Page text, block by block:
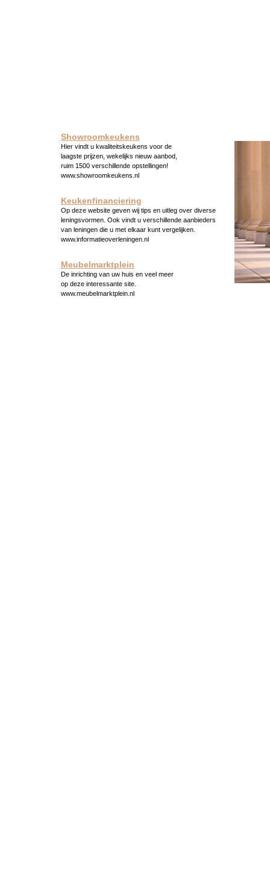
Showroomkeukens
Hier vindt u kwaliteitskeukens voor de
laagste prijzen, wekelijks nieuw aanbod,
ruim 1500 verschillende opstellingen!
www.showroomkeukens.nl
Keukenfinanciering
Op deze website geven wij tips en uitleg over diverse
leningsvormen. Ook vindt u verschillende aanbieders
van leningen die u met elkaar kunt vergelijken.
www.informatieoverleningen.nl
Meubelmarktplein
De inrichting van uw huis en veel meer
op deze interessante site.
www.meubelmarktplein.nl